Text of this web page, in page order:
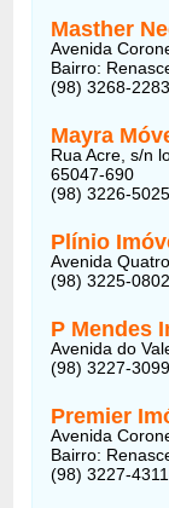
Masther
Avenida
Bairro:
(98) 3268-2283
Mayra
Rua Acre, s/n
65047-690
(98) 3226-5025
Plínio
Avenida
(98) 3225-0802
P Mendes
Avenida do
(98) 3227-3099
Premier
Avenida
Bairro:
(98) 3227-4311